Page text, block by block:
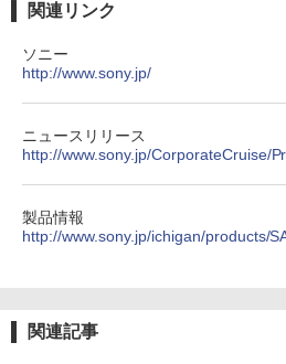
関連リンク
ソニー
http://www.sony.jp/
ニュースリリース
http://www.sony.jp/CorporateCruise/
製品情報
http://www.sony.jp/ichigan/products/
関連記事